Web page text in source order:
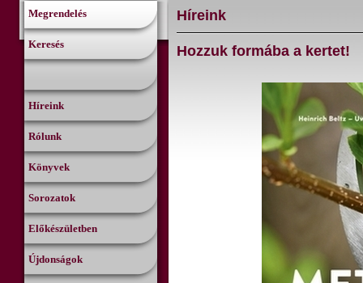
Megrendelés
Keresés
Híreink
Rólunk
Könyvek
Sorozatok
Előkészületben
Újdonságok
Híreink
Hozzuk formába a kertet!